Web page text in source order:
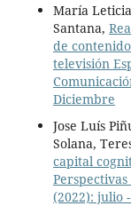
María
Santana,
de
televisión
Diciembre
Jose Luís
Solana,
capital
(2022): julio